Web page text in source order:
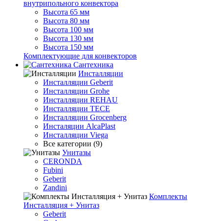
внутрипольного конвектора
Высота 65 мм
Высота 80 мм
Высота 100 мм
Высота 130 мм
Высота 150 мм
Комплектующие для конвекторов
Сантехника
Инсталляции
Инсталляции Geberit
Инсталляции Grohe
Инсталляции REHAU
Инсталляции TECE
Инсталляции Grocenberg
Инсталяции AlcaPlast
Инсталляции Viega
Все категории (9)
Унитазы
CERONDA
Fubini
Geberit
Zandini
Комплекты
Инсталляция + Унитаз
Geberit